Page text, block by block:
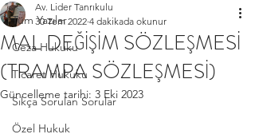
Tüm Yazılar
Ceza Hukuku
Ticaret Hukuku
Sıkça Sorulan Sorular
Özel Hukuk
MAL DEĞİŞİM SÖZLEŞMESİ
(TRAMPA SÖZLEŞMESİ)
Av. Lider Tanrıkulu
30 Tem 2022 4 dakikada okunur
Güncelleme tarihi: 3 Eki 2023